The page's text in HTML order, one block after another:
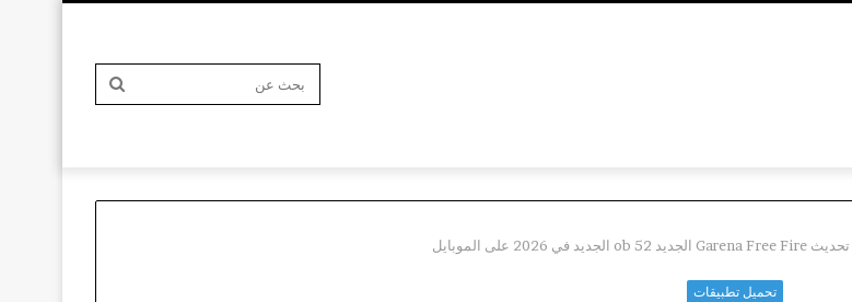
بحث
تحديث Garena Free Fire الجديد ob 52 الجديد في 2026 على الموبايل
تحميل تطبيقات